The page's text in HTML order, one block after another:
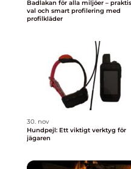
Badlakan för alla miljöer –
val och smart profilering med
profilkläder
30. nov
Hundpejl: Ett viktigt verktyg för
jägaren